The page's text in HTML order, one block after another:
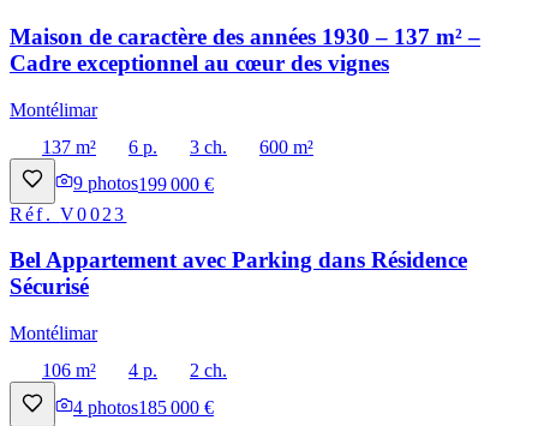
Maison de caractère des années 1930 – 137 m² –
Cadre exceptionnel au cœur des vignes
Montélimar
137 m²
6 p. 3 ch.
600 m²
9 photos199 000 €
Réf.V0023
Bel Appartement avec Parking dans Résidence
Sécurisé
Montélimar
106 m²
4 p.
2 ch.
4 photos185 000 €